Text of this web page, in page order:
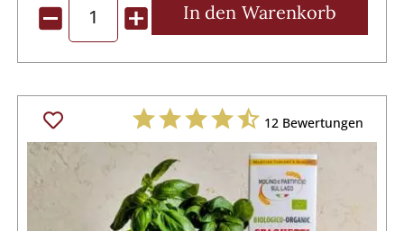
In den Warenkorb
12Bewertungen